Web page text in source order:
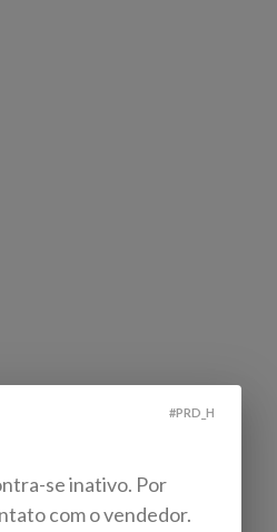
#PRD_H
se inativo. Por
com o vendedor.